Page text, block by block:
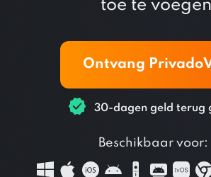
toe te
Ontvang
30-dagen geld terug
Beschikbaar voor: